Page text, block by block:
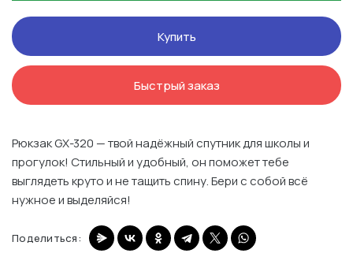
Купить
Быстрый заказ
Рюкзак GX-320 — твой надёжный спутник для школы и
прогулок! Стильный и удобный, он поможет тебе
выглядеть круто и не тащить спину. Бери с собой всё
нужное и выделяйся!
Поделиться: